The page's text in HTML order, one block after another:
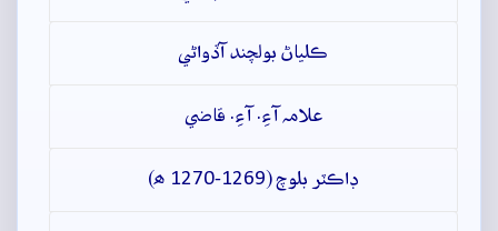
ڪلياڻ بولچند آڏواڻي
علامہ آءِ. آءِ. قاضي
ڊاڪٽر بلوچ (1269-1270 ھ)